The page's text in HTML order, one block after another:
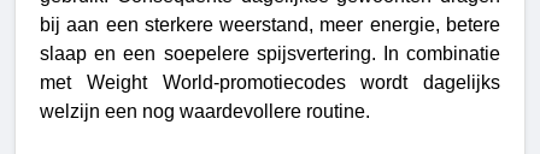
bij aan een sterkere weerstand, meer energie, betere
slaap en een soepelere spijsvertering. In combinatie
met Weight World-promotiecodes wordt dagelijks
welzijn een nog waardevollere routine.